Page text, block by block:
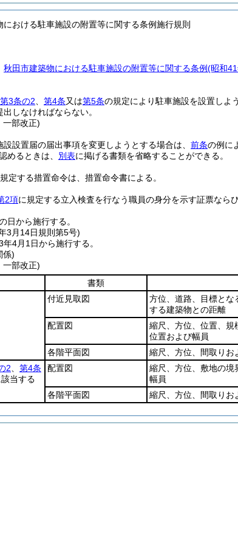
における駐車施設の附置等に関する条例施行規則
秋田市建築物における駐車施設の附置等に関する条例(昭和
第3条の2 第4条又は第5条の規定により駐車施設を設置しよ
しなければならない。
一部改正)
設設置届の届出事項を変更しようとする場合は、 前条の例に
めるときは、 別表に掲げる書類を省略することができる。
定する措置命令は、措置命令書による。
2項に規定する立入検査を行なう職員の身分を示す証票なら
日から施行する。
3月14日規則第5号)
4月1日から施行する。
係)
一部改正)
書類
付近見取図 方位、道路、目標とな
する建築物との距離
配置図
縮尺、方位、位置、規
位置および幅員
各階平面図
縮尺、方位、間取りお
2
第4条
当する
配置図
縮尺、方位、敷地の境
幅員
各階平面図
縮尺、方位、間取りお